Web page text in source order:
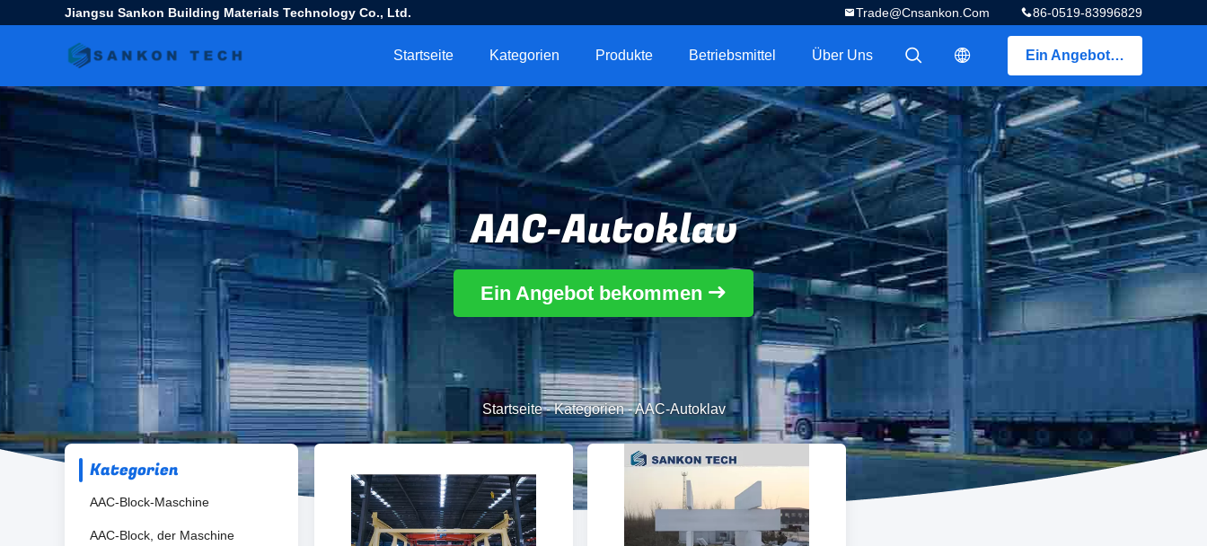
Jiangsu Sankon Building Materials Technology Co., Ltd. 86-0519-83996829
Trade@cnsankon.com
Ein Angebot bekommen
描述
描述
Startseite Kategorien Produkte Betriebsmittel Über Uns
AAC-Autoklav
Ein Angebot bekommen
Startseite-Kategorien-AAC-Autoklav
Kategorien
AAC-Block-Maschine
AAC-Block, der Maschine